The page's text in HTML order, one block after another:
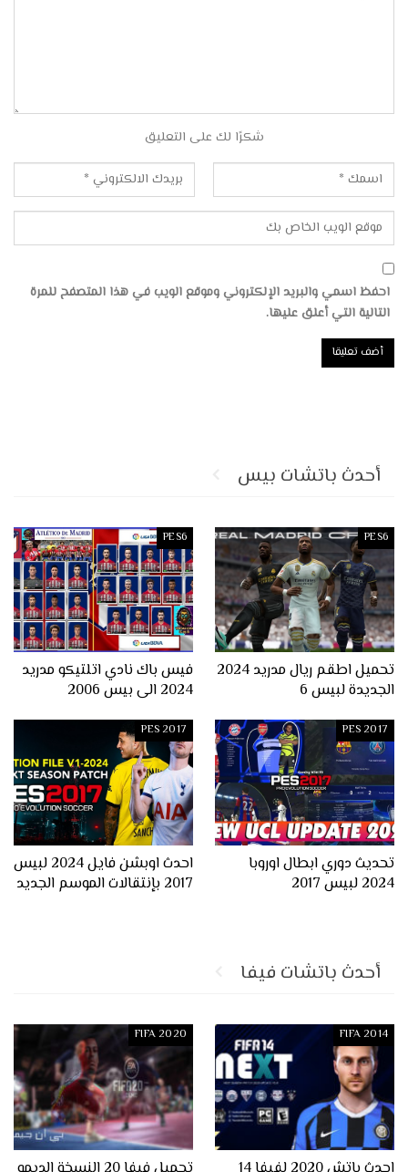
شكرًا لك على التعليق
احفظ اسمي والبريد الإلكتروني وموقع الويب في هذا المتصفح للمرة
التالية التي أعلق عليها.
أحدث باتشات بيس
PES6
تحميل اطقم ريال مدريد 2024
الجديدة لبيس 6
PES6
فيس باك نادي اتلتيكو مدريد
2024 الى بيس 2006
PES 2017
تحديث دوري ابطال اوروبا
2024 لبيس 2017
PES 2017
احدث اوبشن فايل 2024 لبيس
2017 بإنتقالات الموسم الجديد
أحدث باتشات فيفا
FIFA 2014
FIFA 2020